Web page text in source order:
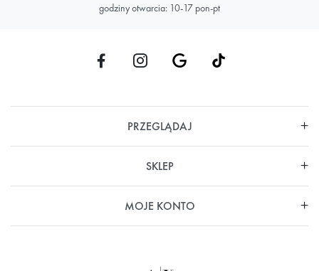
godziny otwarcia: 10-17 pon-pt
PRZEGLĄDAJ
SKLEP
MOJE KONTO